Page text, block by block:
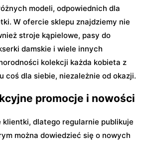
modeli, odpowiednich dla
W ofercie sklepu znajdziemy nie
stroje kąpielowe, pasy do
damskie i wiele innych
kolekcji każda kobieta z
coś dla siebie, niezależnie od okazji.
promocje i nowości
klientki, dlatego regularnie publikuje
można dowiedzieć się o nowych